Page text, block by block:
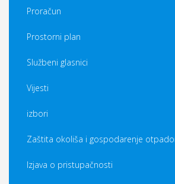
Proračun
Prostorni plan
Službeni glasnici
Vijesti
izbori
Zaštita okoliša i gospodarenje
Izjava o pristupačnosti